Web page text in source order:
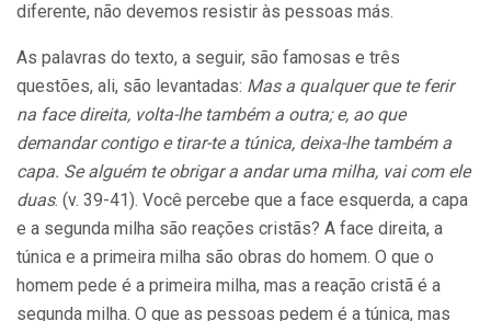
diferente, não devemos resistir às pessoas más.
As palavras do texto, a seguir, são famosas e três
questões, ali, são levantadas: Mas a qualquer que te ferir
na face direita, volta-lhe também a outra; e, ao que
demandar contigo e tirar-te a túnica, deixa-lhe também a
capa. Se alguém te obrigar a andar uma milha, vai com ele
duas. (v. 39-41). Você percebe que a face esquerda, a capa
e a segunda milha são reações cristãs? A face direita, a
túnica e a primeira milha são obras do homem. O que o
homem pede é a primeira milha, mas a reação cristã é a
segunda milha. O que as pessoas pedem é a túnica, mas